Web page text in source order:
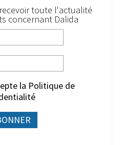
toute l'actualité
concernant Dalida
la Politique de